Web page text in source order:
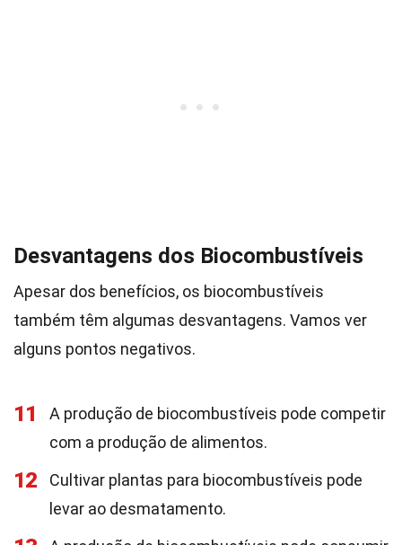
Desvantagens dos Biocombustíveis
Apesar dos benefícios, os biocombustíveis
também têm algumas desvantagens. Vamos ver
alguns pontos negativos.
11
A produção de biocombustíveis pode competir
com a produção de alimentos.
12
Cultivar plantas para biocombustíveis pode
levar ao desmatamento.